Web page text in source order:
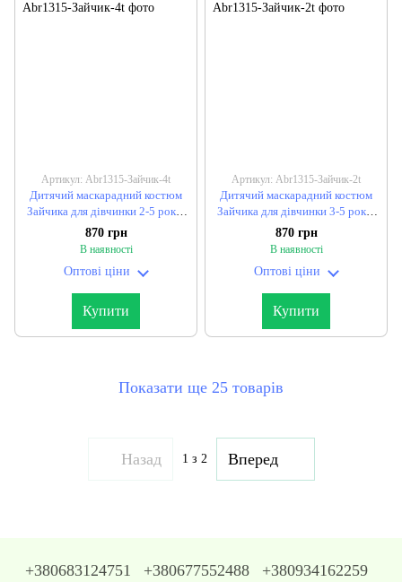
Артикул: Abr1315-Зайчик-4t
Дитячий маскарадний костюм
Зайчика для дівчинки 2-5 років
"KARNAVAL" від прямого
постачальника
870 грн
В наявності
Оптові ціни
Купити
Артикул: Abr1315-Зайчик-2t
Дитячий маскарадний костюм
Зайчика для дівчинки 3-5 років
(2 кв) "KARNAVAL" від прямого
постачальника
870 грн
В наявності
Оптові ціни
Купити
Показати ще 25 товарів
Назад 1 з 2 Вперед
+380683124751 +380677552488 +380934162259